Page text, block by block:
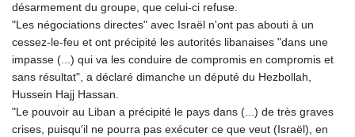
désarmement du groupe, que celui-ci refuse.
"Les négociations directes" avec Israël n'ont pas abouti à un
cessez-le-feu et ont précipité les autorités libanaises "dans une
impasse (...) qui va les conduire de compromis en compromis et
sans résultat", a déclaré dimanche un député du Hezbollah,
Hussein Hajj Hassan.
"Le pouvoir au Liban a précipité le pays dans (...) de très graves
crises, puisqu'il ne pourra pas exécuter ce que veut (Israël), en